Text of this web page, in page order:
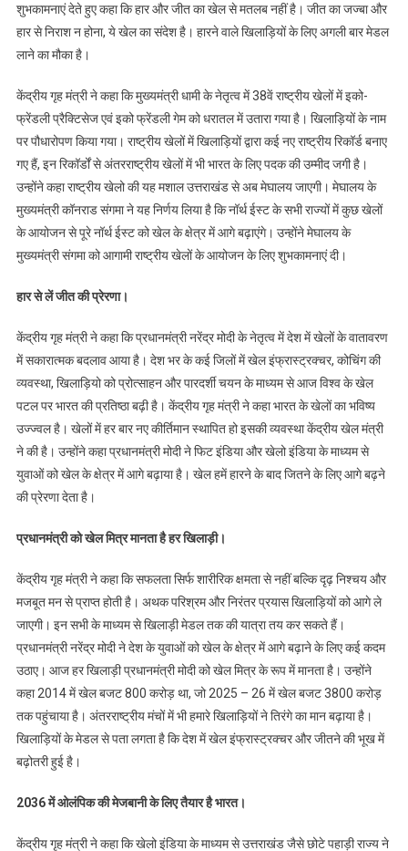
शुभकामनाएं देते हुए कहा कि हार और जीत का खेल से मतलब नहीं है। जीत का जज्बा और
हार से निराश न होना, ये खेल का संदेश है। हारने वाले खिलाड़ियों के लिए अगली बार मेडल
लाने का मौका है।
केंद्रीय गृह मंत्री ने कहा कि मुख्यमंत्री धामी के नेतृत्व में 38वें राष्ट्रीय खेलों में इको-
फ्रेंडली प्रैक्टिसेज एवं इको फ्रेंडली गेम को धरातल में उतारा गया है। खिलाड़ियों के नाम
पर पौधारोपण किया गया। राष्ट्रीय खेलों में खिलाड़ियों द्वारा कई नए राष्ट्रीय रिकॉर्ड बनाए
गए हैं, इन रिकॉर्डों से अंतरराष्ट्रीय खेलों में भी भारत के लिए पदक की उम्मीद जगी है।
उन्होंने कहा राष्ट्रीय खेलो की यह मशाल उत्तराखंड से अब मेघालय जाएगी। मेघालय के
मुख्यमंत्री कॉनराड संगमा ने यह निर्णय लिया है कि नॉर्थ ईस्ट के सभी राज्यों में कुछ खेलों
के आयोजन से पूरे नॉर्थ ईस्ट को खेल के क्षेत्र में आगे बढ़ाएंगे। उन्होंने मेघालय के
मुख्यमंत्री संगमा को आगामी राष्ट्रीय खेलों के आयोजन के लिए शुभकामनाएं दी।
हार से लें जीत की प्रेरणा।
केंद्रीय गृह मंत्री ने कहा कि प्रधानमंत्री नरेंद्र मोदी के नेतृत्व में देश में खेलों के वातावरण
में सकारात्मक बदलाव आया है। देश भर के कई जिलों में खेल इंफ्रास्ट्रक्चर, कोचिंग की
व्यवस्था, खिलाड़ियो को प्रोत्साहन और पारदर्शी चयन के माध्यम से आज विश्व के खेल
पटल पर भारत की प्रतिष्ठा बढ़ी है। केंद्रीय गृह मंत्री ने कहा भारत के खेलों का भविष्य
उज्ज्वल है। खेलों में हर बार नए कीर्तिमान स्थापित हो इसकी व्यवस्था केंद्रीय खेल मंत्री
ने की है। उन्होंने कहा प्रधानमंत्री मोदी ने फिट इंडिया और खेलो इंडिया के माध्यम से
युवाओं को खेल के क्षेत्र में आगे बढ़ाया है। खेल हमें हारने के बाद जितने के लिए आगे बढ़ने
की प्रेरणा देता है।
प्रधानमंत्री को खेल मित्र मानता है हर खिलाड़ी।
केंद्रीय गृह मंत्री ने कहा कि सफलता सिर्फ शारीरिक क्षमता से नहीं बल्कि दृढ़ निश्चय और
मजबूत मन से प्राप्त होती है। अथक परिश्रम और निरंतर प्रयास खिलाड़ियों को आगे ले
जाएगी। इन सभी के माध्यम से खिलाड़ी मेडल तक की यात्रा तय कर सकते हैं।
प्रधानमंत्री नरेंद्र मोदी ने देश के युवाओं को खेल के क्षेत्र में आगे बढ़ाने के लिए कई कदम
उठाए। आज हर खिलाड़ी प्रधानमंत्री मोदी को खेल मित्र के रूप में मानता है। उन्होंने
कहा 2014 में खेल बजट 800 करोड़ था, जो 2025 – 26 में खेल बजट 3800 करोड़
तक पहुंचाया है। अंतरराष्ट्रीय मंचों में भी हमारे खिलाड़ियों ने तिरंगे का मान बढ़ाया है।
खिलाड़ियों के मेडल से पता लगता है कि देश में खेल इंफ्रास्ट्रक्चर और जीतने की भूख में
बढ़ोतरी हुई है।
2036 में ओलंपिक की मेजबानी के लिए तैयार है भारत।
केंद्रीय गृह मंत्री ने कहा कि खेलो इंडिया के माध्यम से उत्तराखंड जैसे छोटे पहाड़ी राज्य ने